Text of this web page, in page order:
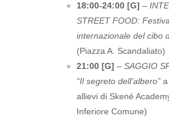
18:00-24:00 [G] –
STREET FOOD:
internazionale del cibo
(Piazza A. Scandaliato)
21:00 [G] – SAGGIO
“Il segreto dell’albero”
allievi di Skené
Inferiore Comune)